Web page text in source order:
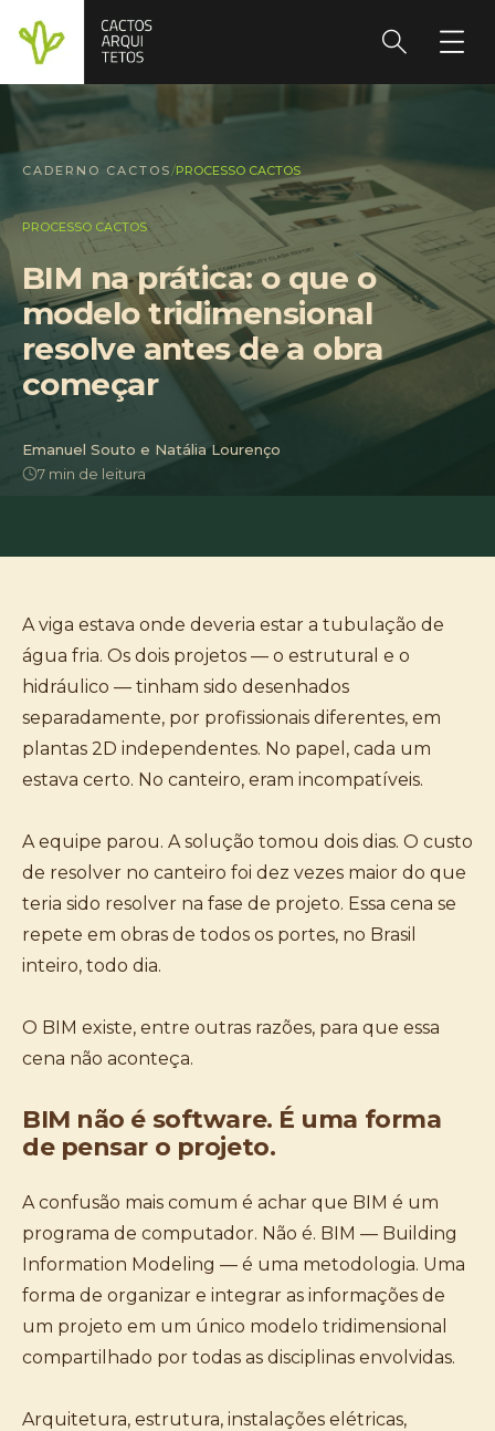
CADERNO CACTOS/PROCESSO CACTOS
PROCESSO CACTOS
BIM na prática: o que o
modelo tridimensional
resolve antes de a obra
começar
Emanuel Souto e Natália Lourenço
7 min de leitura
A viga estava onde deveria estar a tubulação de
água fria. Os dois projetos — o estrutural e o
hidráulico — tinham sido desenhados
separadamente, por profissionais diferentes, em
plantas 2D independentes. No papel, cada um
estava certo. No canteiro, eram incompatíveis.
A equipe parou. A solução tomou dois dias. O custo
de resolver no canteiro foi dez vezes maior do que
teria sido resolver na fase de projeto. Essa cena se
repete em obras de todos os portes, no Brasil
inteiro, todo dia.
O BIM existe, entre outras razões, para que essa
cena não aconteça.
BIM não é software. É uma forma
de pensar o projeto.
A confusão mais comum é achar que BIM é um
programa de computador. Não é. BIM — Building
Information Modeling — é uma metodologia. Uma
forma de organizar e integrar as informações de
um projeto em um único modelo tridimensional
compartilhado por todas as disciplinas envolvidas.
Arquitetura, estrutura, instalações elétricas,